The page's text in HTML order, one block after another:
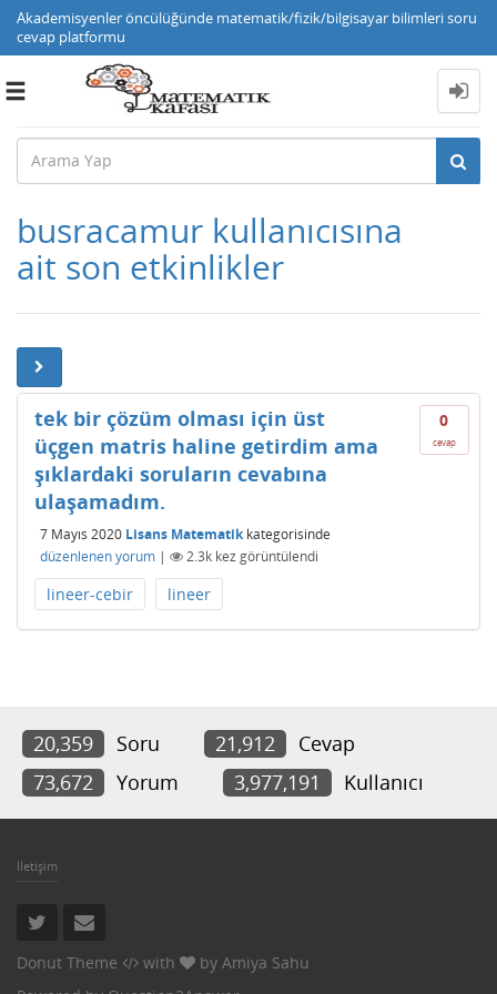
Akademisyenler öncülüğünde matematik/fizik/bilgisayar bilimleri soru
cevap platformu
Toggle
busracamur kullanıcısına
ait son etkinlikler
0
cevap
tek bir çözüm olması için üst
üçgen matris haline getirdim ama
şıklardaki soruların cevabına
ulaşamadım.
7 Mayıs 2020 Lisans Matematikkategorisinde
düzenlenen yorum | 2.3k kez görüntülendi
lineer-cebir lineer
20,359 Soru 21,912
Cevap
73,672
Yorum 3,977,191 Kullanıcı
İletişim
Donut Theme with by Amiya Sahu